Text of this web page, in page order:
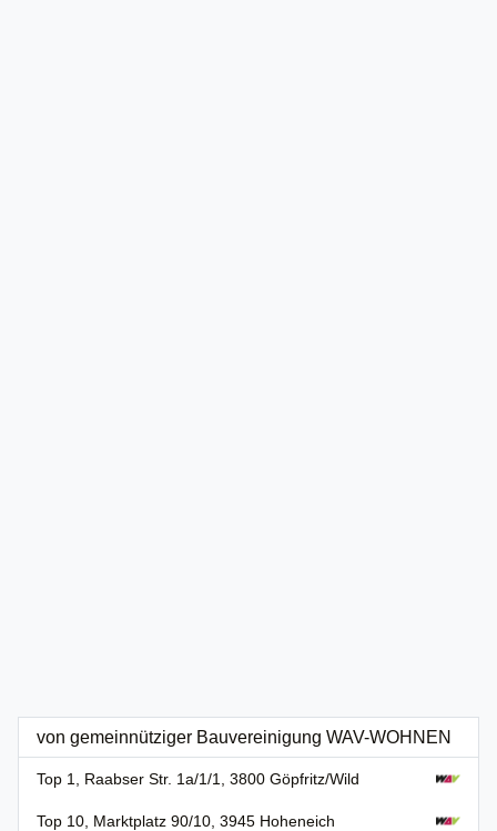
von gemeinnütziger Bauvereinigung WAV-WOHNEN
Top 1, Raabser Str. 1a/1/1, 3800 Göpfritz/Wild
Top 10, Marktplatz 90/10, 3945 Hoheneich